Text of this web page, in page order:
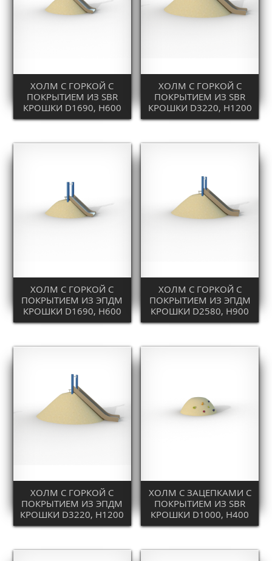
ХОЛМ С ГОРКОЙ С
ПОКРЫТИЕМ ИЗ SBR
КРОШКИ D1690, H600
ХОЛМ С ГОРКОЙ С
ПОКРЫТИЕМ ИЗ SBR
КРОШКИ D3220, H1200
ХОЛМ С ГОРКОЙ С
ПОКРЫТИЕМ ИЗ ЭПДМ
КРОШКИ D1690, H600
ХОЛМ С ГОРКОЙ С
ПОКРЫТИЕМ ИЗ ЭПДМ
КРОШКИ D2580, H900
ХОЛМ С ГОРКОЙ С
ПОКРЫТИЕМ ИЗ ЭПДМ
КРОШКИ D3220, H1200
ХОЛМ С ЗАЦЕПКАМИ С
ПОКРЫТИЕМ ИЗ SBR
КРОШКИ D1000, H400